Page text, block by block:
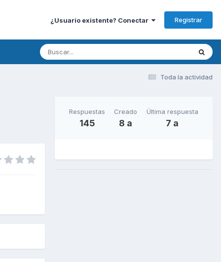
¿Usuario existente? Conectar Registrar
Toda la actividad
Respuestas
145
Creado
8 a
Última respuesta
7 a